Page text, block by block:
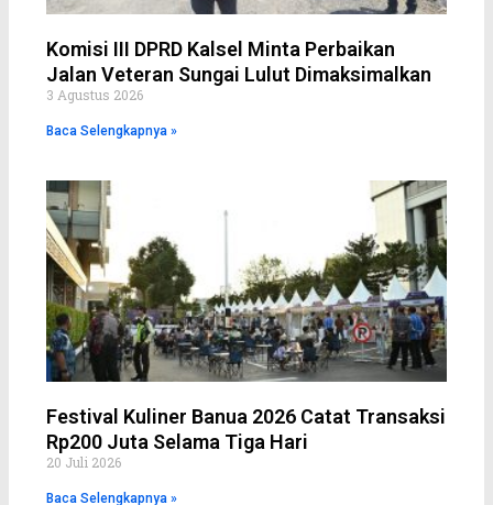
Komisi III DPRD Kalsel Minta Perbaikan
Jalan Veteran Sungai Lulut Dimaksimalkan
3 Agustus 2026
Baca Selengkapnya »
Festival Kuliner Banua 2026 Catat Transaksi
Rp200 Juta Selama Tiga Hari
20 Juli 2026
Baca Selengkapnya »